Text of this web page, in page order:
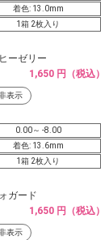
着色: 13.0mm
1箱 2枚入り
ーゼリー
1,650 円（税込）
表示
0.00～ -8.00
着色: 13.6mm
1箱 2枚入り
ガード
1,650 円（税込）
表示